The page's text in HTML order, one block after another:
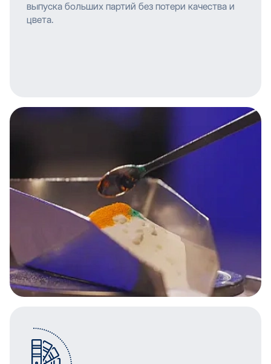
выпуска больших партий без потери качества и
цвета.